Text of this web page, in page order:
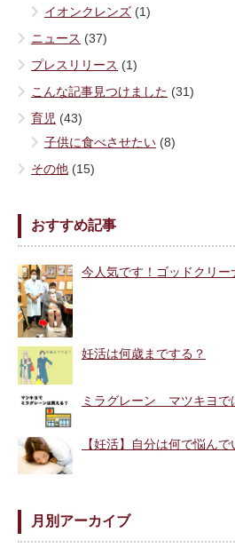
イオンクレンズ (1)
ニュース (37)
プレスリリース (1)
こんな記事見つけました (31)
育児 (43)
子供に食べさせたい (8)
その他 (15)
おすすめ記事
今人気です！ゴッドクリー
妊活は何歳までする？
ミラグレーン マツキヨで
【妊活】自分は何で悩ん
月別アーカイブ